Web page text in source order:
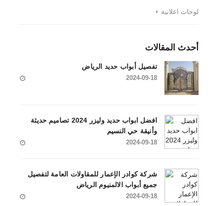
لوحات اعلانية
أحدث المقالات
تفصيل أبواب حديد الرياض
2024-09-18
افضل ابواب حديد وليزر 2024 تصاميم حديثة
وأنيقة حي النسيم
2024-09-18
شركة كوادر الإعمار للمقاولات العامة لتفصيل
جميع أبواب الالمنيوم الرياض
2024-09-18